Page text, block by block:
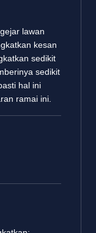
lawan
kesan
sedikit
sedikit
hal ini
ramai ini.